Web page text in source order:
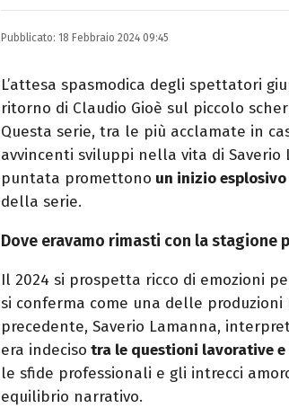
Una passione smisurata per le
e New Media, videomaking e
Pubblicato: 18 Febbraio 2024 09:45
L’attesa spasmodica degli spettatori
ritorno di Claudio Gioè sul piccolo
Questa serie, tra le più acclamate in
avvincenti sviluppi nella vita di
puntata promettono un inizio esplosivo
della serie.
Dove eravamo rimasti con la stagione
Il 2024 si prospetta ricco di emozioni
si conferma come una delle
precedente, Saverio Lamanna,
era indeciso tra le questioni lavorative
le sfide professionali e gli intrecci
equilibrio narrativo.